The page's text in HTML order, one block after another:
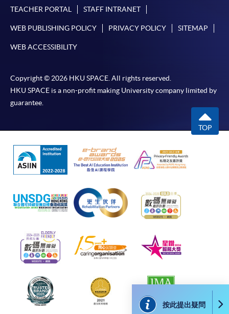
按此提出疑問
折
TEACHER PORTAL STAFF INTRANET
WEB PUBLISHING POLICY PRIVACY POLICY SITEMAP
WEB ACCESSIBILITY
Copyright © 2026 HKU SPACE. All rights reserved.
HKU SPACE is a non-profit making University company limited by
guarantee.
TOP